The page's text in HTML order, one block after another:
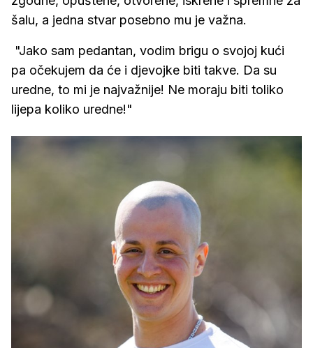
šalu, a jedna stvar posebno mu je važna.
"Jako sam pedantan, vodim brigu o svojoj kući
pa očekujem da će i djevojke biti takve. Da su
uredne, to mi je najvažnije! Ne moraju biti toliko
lijepa koliko uredne!"